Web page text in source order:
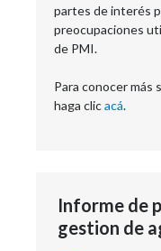
partes de interés
preocupaciones
de PMI.
Para conocer más
haga clicacá.
Informe de
gestion de